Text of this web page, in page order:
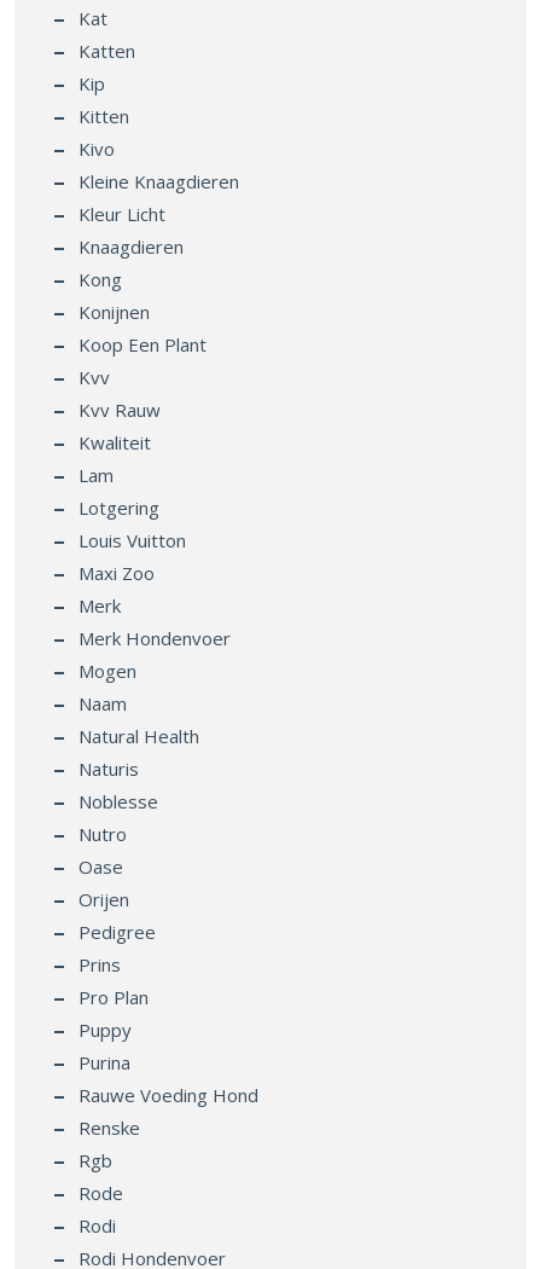
Kat
Katten
Kip
Kitten
Kivo
Kleine Knaagdieren
Kleur Licht
Knaagdieren
Kong
Konijnen
Koop Een Plant
Kvv
Kvv Rauw
Kwaliteit
Lam
Lotgering
Louis Vuitton
Maxi Zoo
Merk
Merk Hondenvoer
Mogen
Naam
Natural Health
Naturis
Noblesse
Nutro
Oase
Orijen
Pedigree
Prins
Pro Plan
Puppy
Purina
Rauwe Voeding Hond
Renske
Rgb
Rode
Rodi
Rodi Hondenvoer